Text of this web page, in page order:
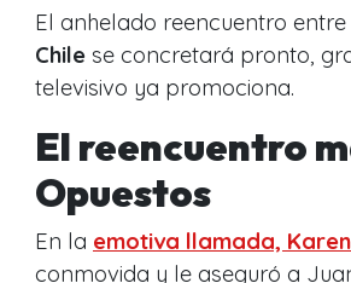
El anhelado reencuentro
Chile se concretará pronto,
televisivo ya promociona.
El reencuentro
Opuestos
En la emotiva llamada,
conmovida y le aseguró a